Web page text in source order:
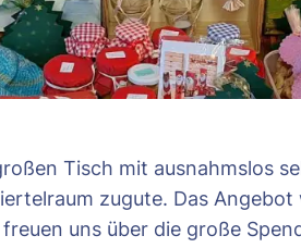
Tisch mit ausnahmslos
zugute. Das
uns über die große